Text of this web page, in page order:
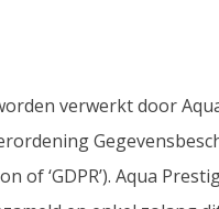
verwerkt door
of ‘GDPR’). Aqua